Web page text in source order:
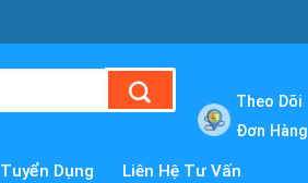
Theo Dõi
Đơn Hàng
Tuyển Dụng Liên Hệ Tư Vấn